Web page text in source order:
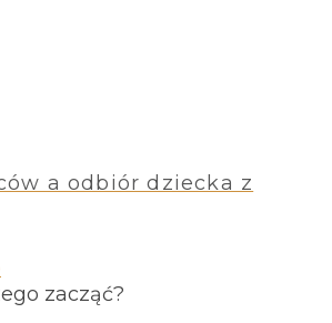
a odbiór dziecka z